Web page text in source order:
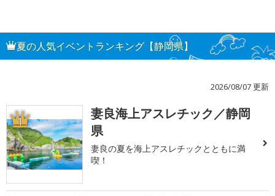
夏の人気イベントランキング【静岡県】
2026/08/07 更新
1
妻良海上アスレチック／静岡
県
妻良の夏を海上アスレチックとともに満
喫！